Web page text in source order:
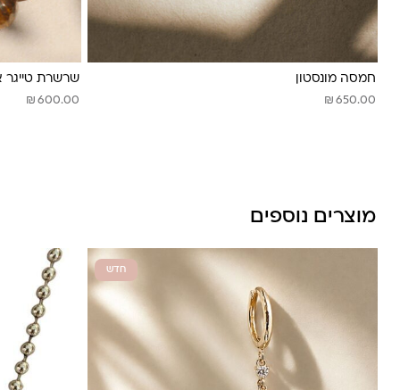
חמסה מונסטון
₪ 650.00
שרשרת טייגר
₪ 600.00
מוצרים נוספים
חדש